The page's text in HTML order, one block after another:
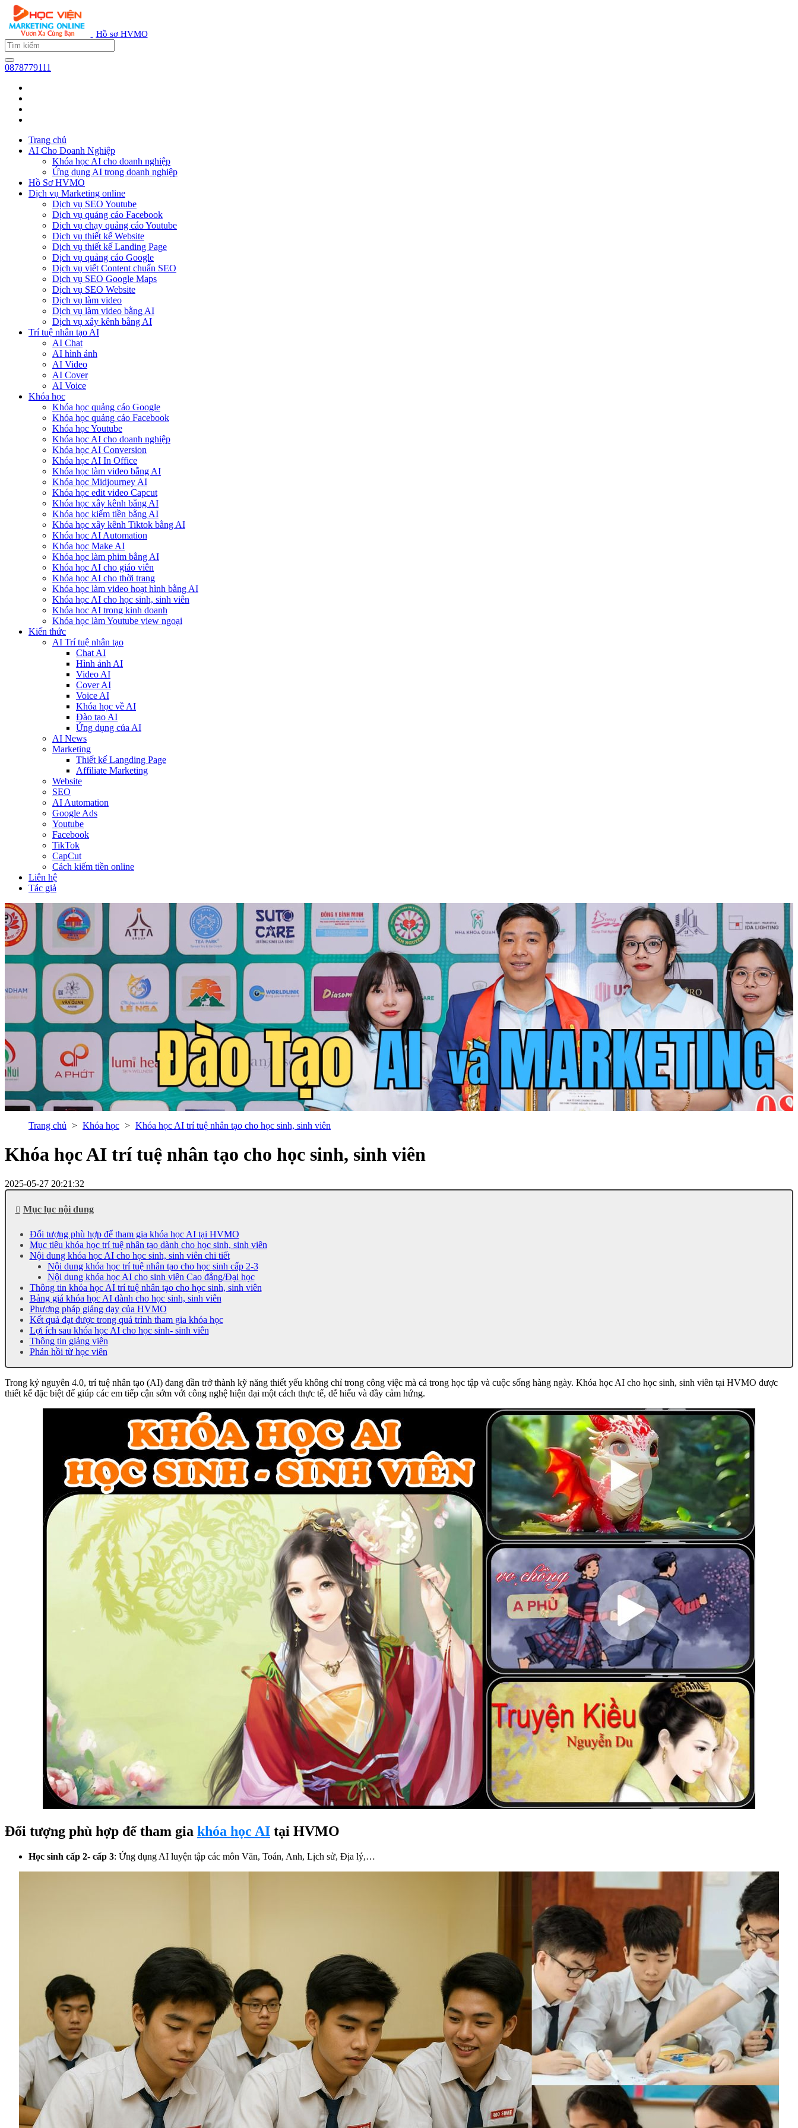
Hồ sơ HVMO
0878779111
Trang chủ
AI Cho Doanh Nghiệp
Khóa học AI cho doanh nghiệp
Ứng dụng AI trong doanh nghiệp
Hồ Sơ HVMO
Dịch vụ Marketing online
Dịch vụ SEO Youtube
Dịch vụ quảng cáo Facebook
Dịch vụ chạy quảng cáo Youtube
Dịch vụ thiết kế Website
Dịch vụ thiết kế Landing Page
Dịch vụ quảng cáo Google
Dịch vụ viết Content chuẩn SEO
Dịch vụ SEO Google Maps
Dịch vụ SEO Website
Dịch vụ làm video
Dịch vụ làm video bằng AI
Dịch vụ xây kênh bằng AI
Trí tuệ nhân tạo AI
AI Chat
AI hình ảnh
AI Video
AI Cover
AI Voice
Khóa học
Khóa học quảng cáo Google
Khóa học quảng cáo Facebook
Khóa học Youtube
Khóa học AI cho doanh nghiệp
Khóa học AI Conversion
Khóa học AI In Office
Khóa học làm video bằng AI
Khóa học Midjourney AI
Khóa học edit video Capcut
Khóa học xây kênh bằng AI
Khóa học kiếm tiền bằng AI
Khóa học xây kênh Tiktok bằng AI
Khóa học AI Automation
Khóa học Make AI
Khóa học làm phim bằng AI
Khóa học AI cho giáo viên
Khóa học AI cho thời trang
Khóa học làm video hoạt hình bằng AI
Khóa học AI cho học sinh, sinh viên
Khóa hoc AI trong kinh doanh
Khóa học làm Youtube view ngoại
Kiến thức
AI Trí tuệ nhân tạo
Chat AI
Hình ảnh AI
Video AI
Cover AI
Voice AI
Khóa học về AI
Đào tạo AI
Ứng dụng của AI
AI News
Marketing
Thiết kế Langding Page
Affiliate Marketing
Website
SEO
AI Automation
Google Ads
Youtube
Facebook
TikTok
CapCut
Cách kiếm tiền online
Liên hệ
Tác giả
Trang chủ Khóa học Khóa học AI trí tuệ nhân tạo cho học sinh, sinh viên
Khóa học AI trí tuệ nhân tạo cho học sinh, sinh viên
2025-05-27 20:21:32
Mục lục nội dung
Đối tượng phù hợp để tham gia khóa học AI tại HVMO
Mục tiêu khóa học trí tuệ nhân tạo dành cho học sinh, sinh viên
Nội dung khóa học AI cho học sinh, sinh viên chi tiết
Nội dung khóa học trí tuệ nhân tạo cho học sinh cấp 2-3
Nội dung khóa học AI cho sinh viên Cao đẳng/Đại học
Thông tin khóa học AI trí tuệ nhân tạo cho học sinh, sinh viên
Bảng giá khóa học AI dành cho học sinh, sinh viên
Phương pháp giảng dạy của HVMO
Kết quả đạt được trong quá trình tham gia khóa học
Lợi ích sau khóa học AI cho học sinh- sinh viên
Thông tin giảng viên
Phản hồi từ học viên
Trong kỷ nguyên 4.0, trí tuệ nhân tạo (AI) đang dần trở thành kỹ năng thiết yếu không chỉ trong công việc mà cả trong học tập và cuộc sống hàng ngày. Khóa học AI cho học sinh, sinh viên tại HVMO được
thiết kế đặc biệt để giúp các em tiếp cận sớm với công nghệ hiện đại một cách thực tế, dễ hiểu và đầy cảm hứng.
Đối tượng phù hợp để tham gia khóa học AI tại HVMO
Học sinh cấp 2- cấp 3: Ứng dụng AI luyện tập các môn Văn, Toán, Anh, Lịch sử, Địa lý,…